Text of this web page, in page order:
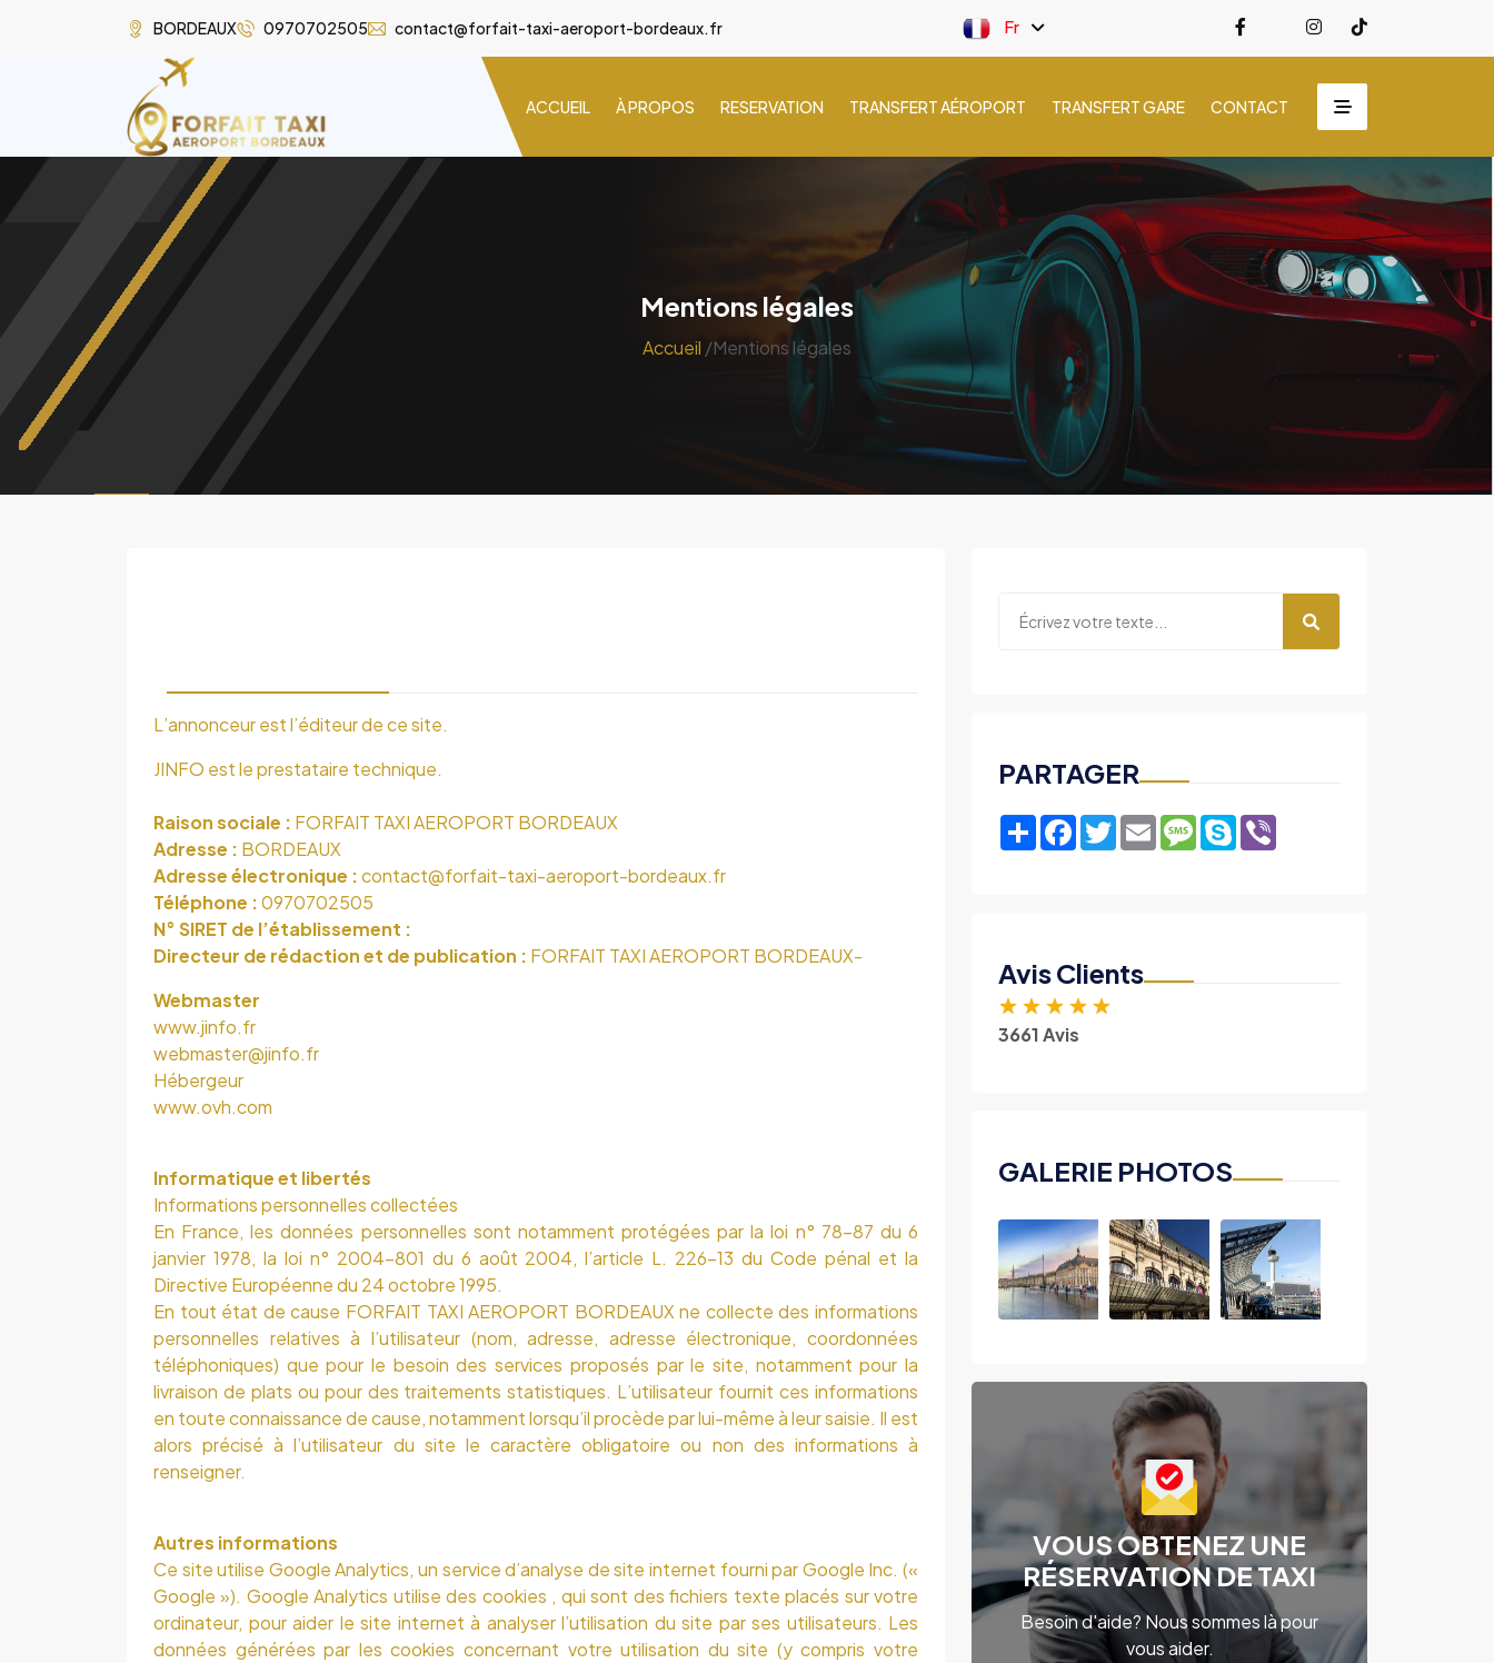
BORDEAUX 0970702505 contact@forfait-taxi-aeroport-bordeaux.fr Fr
ACCUEIL À PROPOS RESERVATION TRANSFERT AÉROPORT TRANSFERT GARE CONTACT
Mentions légales
Accueil /Mentions légales
L’annonceur est l’éditeur de ce site.
JINFO est le prestataire technique.
Raison sociale : FORFAIT TAXI AEROPORT BORDEAUX
Adresse : BORDEAUX
Adresse électronique :contact@forfait-taxi-aeroport-bordeaux.fr
Téléphone :0970702505
N° SIRET de l’établissement :
Directeur de rédaction et de publication : FORFAIT TAXI AEROPORT BORDEAUX-
Webmaster
www.jinfo.fr
webmaster@jinfo.fr
Hébergeur
www.ovh.com
Informatique et libertés
Informations personnelles collectées
En France, les données personnelles sont notamment protégées par la loi n° 78-87 du 6
janvier 1978, la loi n° 2004-801 du 6 août 2004, l’article L. 226-13 du Code pénal et la
Directive Européenne du 24 octobre 1995.
En tout état de cause FORFAIT TAXI AEROPORT BORDEAUX ne collecte des informations
personnelles relatives à l’utilisateur (nom, adresse, adresse électronique, coordonnées
téléphoniques) que pour le besoin des services proposés par le site, notamment pour la
livraison de plats ou pour des traitements statistiques. L’utilisateur fournit ces informations
en toute connaissance de cause, notamment lorsqu’il procède par lui-même à leur saisie. Il est
alors précisé à l’utilisateur du site le caractère obligatoire ou non des informations à
renseigner.
Autres informations
Ce site utilise Google Analytics, un service d’analyse de site internet fourni par Google Inc. («
Google »). Google Analytics utilise des cookies , qui sont des fichiers texte placés sur votre
ordinateur, pour aider le site internet à analyser l’utilisation du site par ses utilisateurs. Les
données générées par les cookies concernant votre utilisation du site (y compris votre
PARTAGER
ShareFacebook
TwitterEmailMessage
Skype
Avis Clients
★ ★ ★ ★ ★
3661 Avis
GALERIE PHOTOS
VOUS OBTENEZ UNE
RÉSERVATION DE TAXI
Besoin d'aide? Nous sommes là pour
vous aider.